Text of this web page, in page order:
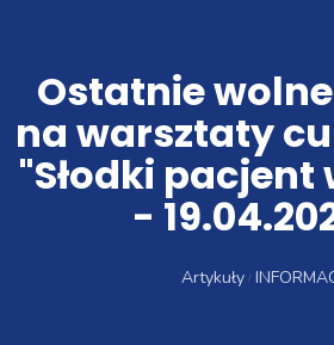
Ostatnie
na warsztaty
"Słodki pacjent
-
Artykuły